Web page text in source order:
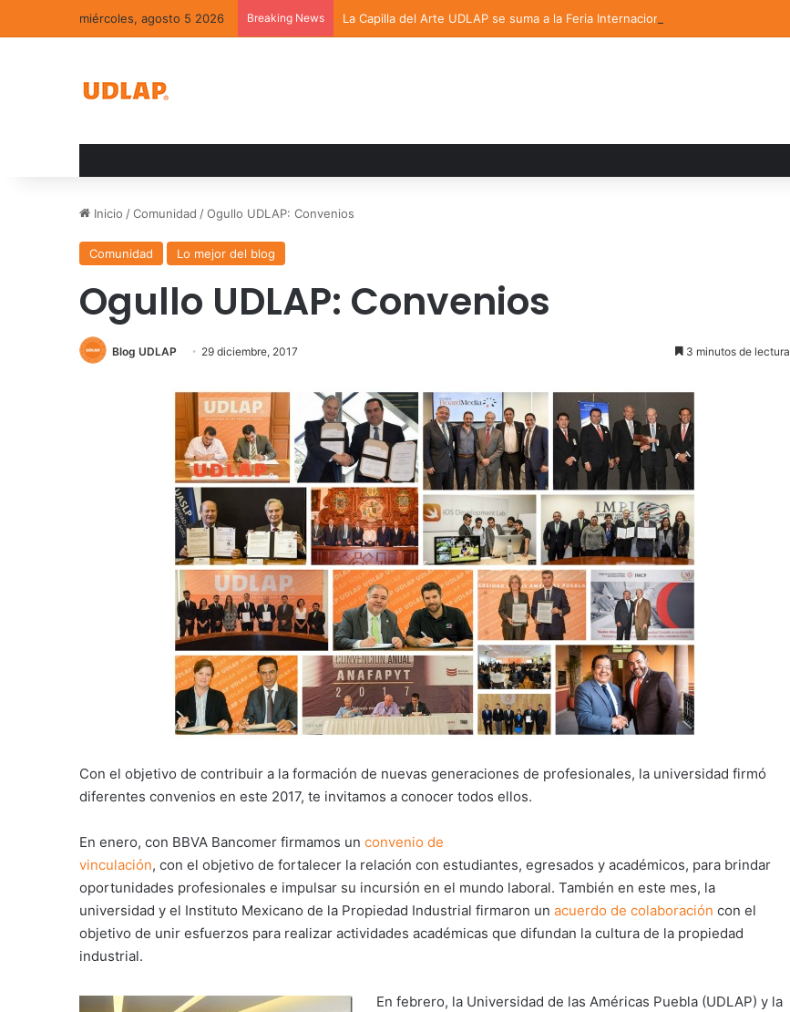
miércoles, agosto 5 2026 Breaking News La Capilla del Arte UDLAP se suma a la Feria Internacional del Libro en Puebla
Inicio /Comunidad /Ogullo UDLAP: Convenios
Comunidad Lo mejor del blog
Ogullo UDLAP: Convenios
Blog UDLAP 29 diciembre, 2017 3 minutos de lectura
Con el objetivo de contribuir a la formación de nuevas generaciones de profesionales, la universidad firmó
diferentes convenios en este 2017, te invitamos a conocer todos ellos.
En enero, con BBVA Bancomer firmamos un convenio de
vinculación, con el objetivo de fortalecer la relación con estudiantes, egresados y académicos, para brindar
oportunidades profesionales e impulsar su incursión en el mundo laboral. También en este mes, la
universidad y el Instituto Mexicano de la Propiedad Industrial firmaron un acuerdo de colaboración con el
objetivo de unir esfuerzos para realizar actividades académicas que difundan la cultura de la propiedad
industrial.
En febrero, la Universidad de las Américas Puebla (UDLAP) y la